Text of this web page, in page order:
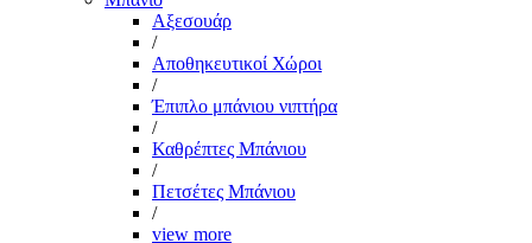
Αξεσουάρ
/
Αποθηκευτικοί Χώροι
/
Έπιπλο μπάνιου νιπτήρα
/
Καθρέπτες Μπάνιου
/
Πετσέτες Μπάνιου
/
view more